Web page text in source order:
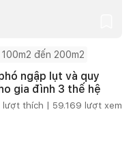
đến 200m2
ngập lụt và quy
gia đình 3 thế hệ
lượt thích | 59.169 lượt xem